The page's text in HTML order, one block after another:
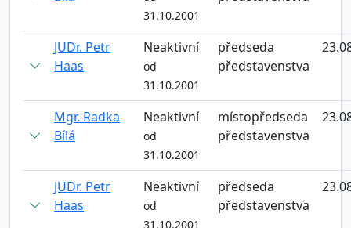
31.10.2001
JUDr. Petr
Haas
Neaktivní
od
31.10.2001
předseda
představenstva
Mgr. Radka
Bílá
Neaktivní
od
31.10.2001
místopředseda
představenstva
JUDr. Petr
Haas
Neaktivní
od
31.10.2001
předseda
představenstva